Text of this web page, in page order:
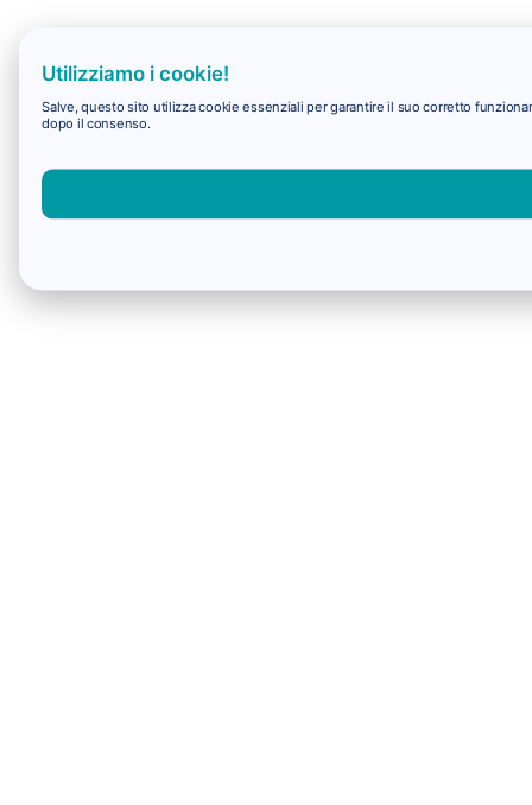
Utilizziamo i cookie!
Salve, questo sito utilizza cookie essenziali per garantire il suo corretto
dopo il consenso.